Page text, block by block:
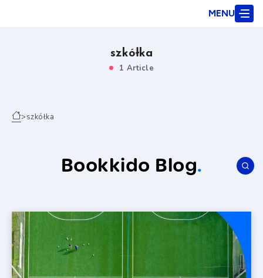
MENU
szkółka
1 Article
>szkółka
Bookkido Blog.